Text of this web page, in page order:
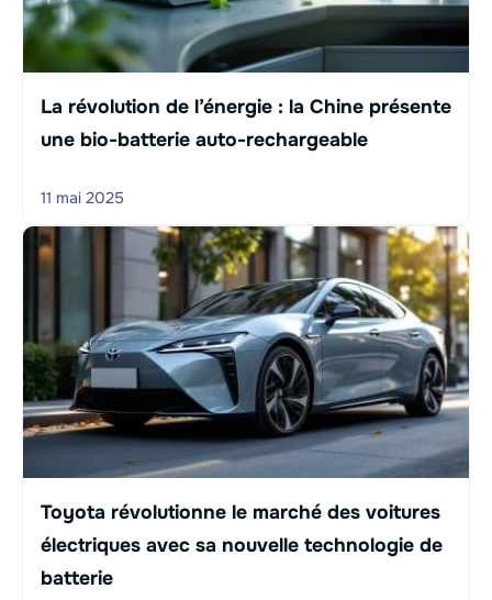
La révolution de l’énergie : la Chine présente
une bio-batterie auto-rechargeable
11 mai 2025
Toyota révolutionne le marché des voitures
électriques avec sa nouvelle technologie de
batterie